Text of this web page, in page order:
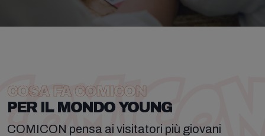
COSA FA COMICON
PER IL MONDO YOUNG
COMICON pensa ai visitatori più giovani